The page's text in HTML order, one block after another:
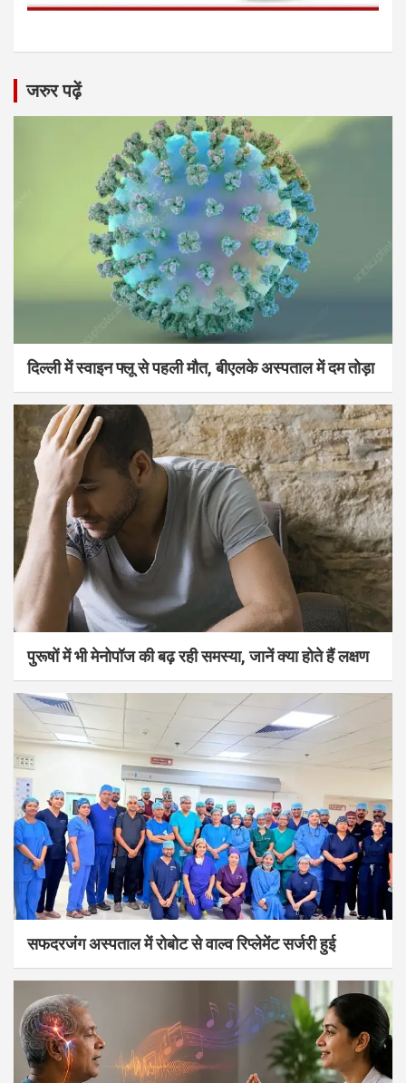
जरुर पढ़ें
दिल्ली में स्वाइन फ्लू से पहली मौत, बीएलके अस्पताल में दम तोड़ा
पुरूषों में भी मेनोपॉज की बढ़ रही समस्या, जानें क्या होते हैं लक्षण
सफदरजंग अस्पताल में रोबोट से वाल्व रिप्लेमेंट सर्जरी हुई